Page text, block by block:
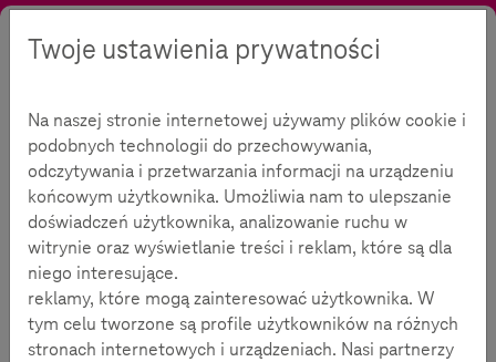
Szukaj Kontrast
Wywiad z Markusem Beckedahlem
Cyfrowy świat dysponuje
tysiącami źródeł
Czasu na czytanie:6minuty
Twoje ustawienia prywatności
Na naszej stronie internetowej używamy plików cookie i
podobnych technologii do przechowywania,
odczytywania i przetwarzania informacji na urządzeniu
końcowym użytkownika. Umożliwia nam to ulepszanie
doświadczeń użytkownika, analizowanie ruchu w
witrynie oraz wyświetlanie treści i reklam, które są dla
niego interesujące.
reklamy, które mogą zainteresować użytkownika. W
tym celu tworzone są profile użytkowników na różnych
stronach internetowych i urządzeniach. Nasi partnerzy